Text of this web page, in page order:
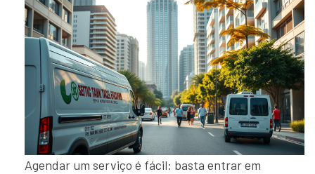
Agendar um serviço é fácil: basta entrar em